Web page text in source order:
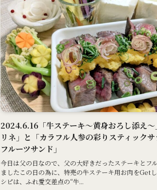
2024.6.16「牛ステーキ～黄身おろし添え
リネ」と「カラフル人参の彩りスティック
フルーツサンド」
今日は父の日なので、父の大好きだったステーキとフ
ましたこの日の為に、特売の牛ステーキ用お肉をGet
シピは、ふれ愛交差点の“牛...